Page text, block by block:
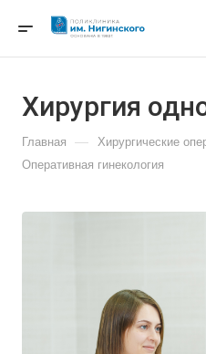
Хирургия
Главная — Хирургические
Оперативная гинекология